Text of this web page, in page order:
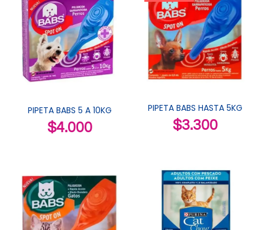
PIPETA BABS 5 A 10KG
$4.000
PIPETA BABS HASTA 5KG
$3.300